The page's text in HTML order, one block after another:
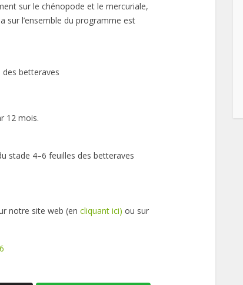
sur le chénopode et le mercuriale,
sur l’ensemble du programme est
betteraves
12 mois.
stade 4–6 feuilles des betteraves
notre site web (en cliquant ici) ou sur